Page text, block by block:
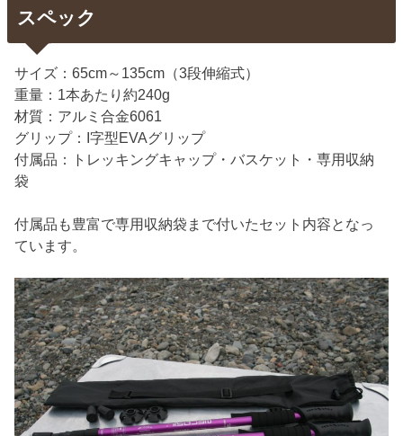
スペック
サイズ：65cm～135cm（3段伸縮式）
重量：1本あたり約240g
材質：アルミ合金6061
グリップ：I字型EVAグリップ
付属品：トレッキングキャップ・バスケット・専用収納
袋
付属品も豊富で専用収納袋まで付いたセット内容となっ
ています。